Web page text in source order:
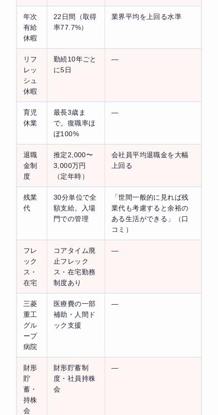
年次
有給
休暇
22日間（取得
率77.7%）
業界平均を上回る水準
リフ
レッ
シュ
休暇
勤続10年ごと
に5日
—
育児
休業
最長3歳ま
で。復職率ほ
ぼ100%
—
退職
金制
度
推定2,000〜
3,000万円
（定年時）
会社員平均退職金を大幅
上回る
残業
代
30分単位で全
額支給。入場
門での管理
「世間一般的に見れば残
業代も考慮すると余裕の
ある生活ができる」（口
コミ）
フレ
ック
ス・
在宅
コアタイム廃
止フレック
ス・在宅勤務
制度あり
—
三菱
重工
グル
ープ
病院
医療費の一部
補助・人間ド
ック支援
—
財形
貯
蓄・
持株
会
財形貯蓄制
度・社員持株
会
—